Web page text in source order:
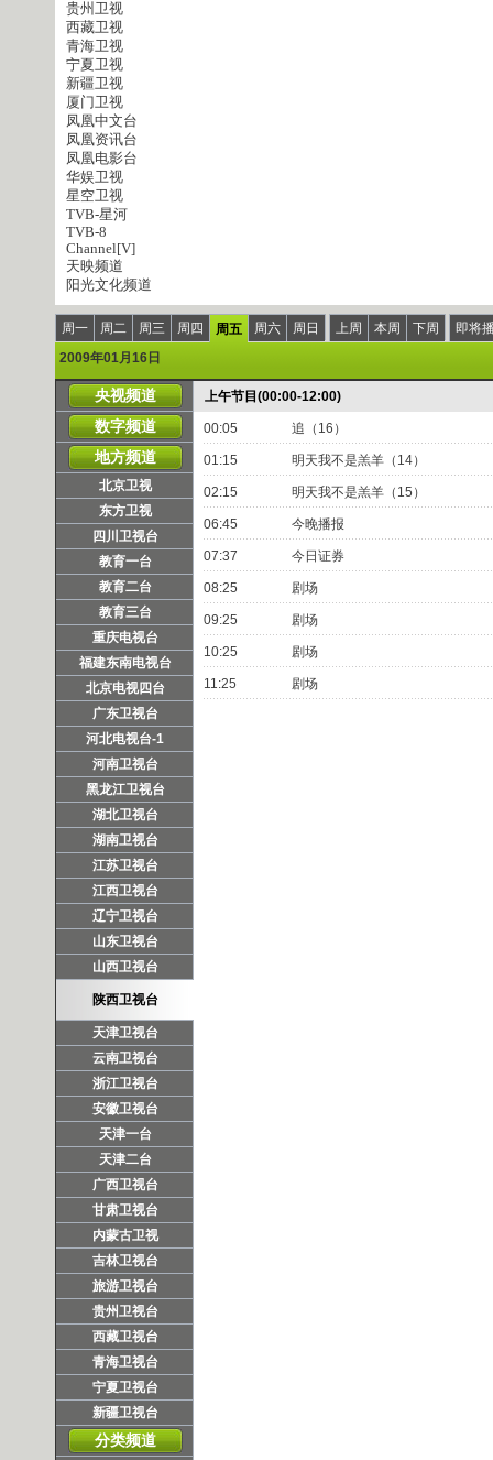
贵州卫视
西藏卫视
青海卫视
宁夏卫视
新疆卫视
厦门卫视
凤凰中文台
凤凰资讯台
凤凰电影台
华娱卫视
星空卫视
TVB-星河
TVB-8
Channel[V]
天映频道
阳光文化频道
周一 周二 周三 周四 周五 周六 周日 上周 本周 下周
即将
2009年01月16日
央视频道
数字频道
地方频道
北京卫视
东方卫视
四川卫视台
教育一台
教育二台
教育三台
重庆电视台
福建东南电视台
北京电视四台
广东卫视台
河北电视台-1
河南卫视台
黑龙江卫视台
湖北卫视台
湖南卫视台
江苏卫视台
江西卫视台
辽宁卫视台
山东卫视台
山西卫视台
陕西卫视台
天津卫视台
云南卫视台
浙江卫视台
安徽卫视台
天津一台
天津二台
广西卫视台
甘肃卫视台
内蒙古卫视
吉林卫视台
旅游卫视台
贵州卫视台
西藏卫视台
青海卫视台
宁夏卫视台
新疆卫视台
分类频道
上午节目(00:00-12:00)
00:05 追（16）
01:15 明天我不是羔羊（14）
02:15 明天我不是羔羊（15）
06:45 今晚播报
07:37 今日证券
08:25 剧场
09:25 剧场
10:25 剧场
11:25 剧场